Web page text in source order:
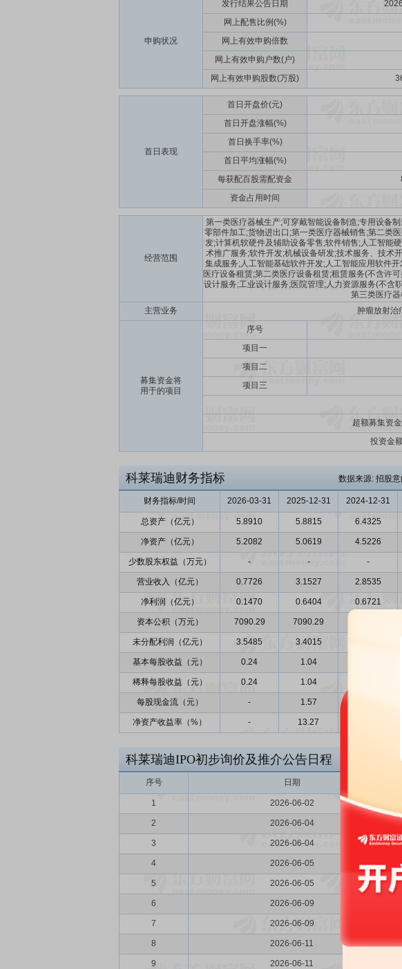
申购状况
发行结果公告日期
网上配售比例(%)
网上有效申购倍数
网上有效申购户数(户)
网上有效申购股数(万股)
首日表现
首日开盘价(元)
首日开盘涨幅(%)
首日换手率(%)
首日平均涨幅(%)
每获配百股需配资金
资金占用时间
经营范围
第一类医疗器械生产;可穿戴智能设备制造;专用设备
零部件加工;货物进出口;第一类医疗器械销售;第二类
发;计算机软硬件及辅助设备零售;软件销售;人工智能
术推广服务;软件开发;机械设备研发;技术服务、技术
集成服务;人工智能基础软件开发;人工智能应用软件
医疗设备租赁;第二类医疗设备租赁;租赁服务(不含许
设计服务;工业设计服务;医院管理;人力资源服务(不含
第三类医疗
主营业务
肿瘤放射治
募集资金将
用于的项目
序号
项目一
项目二
项目三
超额募集资
投资金
科莱瑞迪财务指标 数据来源: 招股
财务指标/时间 2026-03-31 2025-12-31 2024-12-31
总资产（亿元） 5.8910 5.8815 6.4325
净资产（亿元） 5.2082 5.0619 4.5226
少数股东权益（万元） - - -
营业收入（亿元） 0.7726 3.1527 2.8535
净利润（亿元） 0.1470 0.6404 0.6721
资本公积（万元） 7090.29 7090.29
未分配利润（亿元） 3.5485 3.4015
基本每股收益（元） 0.24 1.04
稀释每股收益（元） 0.24 1.04
每股现金流（元） - 1.57
净资产收益率（%） - 13.27
科莱瑞迪IPO初步询价及推介公告日程
序号 日期
1 2026-06-02
2 2026-06-04
3 2026-06-04
4 2026-06-05
5 2026-06-05
6 2026-06-09
7 2026-06-09
8 2026-06-11
9 2026-06-11